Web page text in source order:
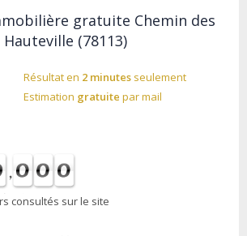
gratuite Chemin des
(78113)
Résultat en 2 minutes seulement
Estimation gratuite par mail
consultés sur le site